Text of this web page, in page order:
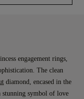
engagement rings,
The clean
diamond, encased in the
stunning symbol of love